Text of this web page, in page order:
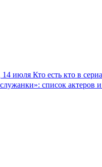
14 июля Кто есть кто в
служанки»: список актеров